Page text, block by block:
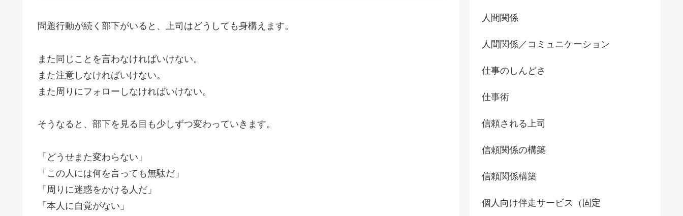
問題行動が続く部下がいると、上司はどうしても身構えます。
また同じことを言わなければいけない。
また注意しなければいけない。
また周りにフォローしなければいけない。
そうなると、部下を見る目も少しずつ変わっていきます。
「どうせまた変わらない」
「この人には何を言っても無駄だ」
「周りに迷惑をかける人だ」
「本人に自覚がない」
人間関係
人間関係／コミュニケーション
仕事のしんどさ
仕事術
信頼される上司
信頼関係の構築
信頼関係構築
個人向け伴走サービス（固定